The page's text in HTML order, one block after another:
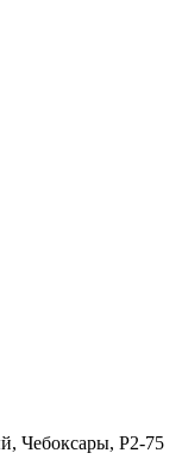
Чебоксары, Р2-75